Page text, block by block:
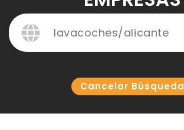
Cancelar Búsqueda